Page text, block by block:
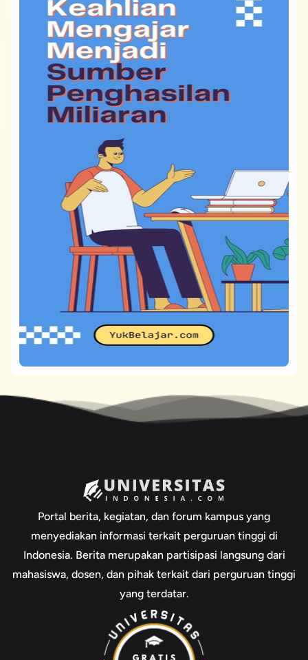
Portal berita, kegiatan, dan forum kampus yang
menyediakan informasi terkait perguruan tinggi di
Indonesia. Berita merupakan partisipasi langsung dari
mahasiswa, dosen, dan pihak terkait dari perguruan tinggi
yang terdatar.